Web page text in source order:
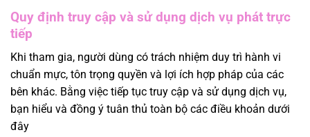
Quy định truy cập và sử dụng dịch vụ phát trực
tiếp
Khi tham gia, người dùng có trách nhiệm duy trì hành vi
chuẩn mực, tôn trọng quyền và lợi ích hợp pháp của các
bên khác. Bằng việc tiếp tục truy cập và sử dụng dịch vụ,
bạn hiểu và đồng ý tuân thủ toàn bộ các điều khoản dưới
đây